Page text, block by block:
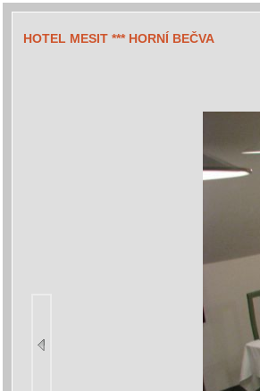
HOTEL MESIT *** HORNÍ BEČVA